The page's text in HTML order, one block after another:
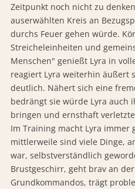
Zeitpunkt noch nicht zu
auserwählten Kreis an
durchs Feuer gehen würde.
Streicheleinheiten und
Menschen" genießt Lyra in
reagiert Lyra weiterhin äußert
deutlich. Nähert sich eine
bedrängt sie würde Lyra auch
bringen und ernsthaft
Im Training macht Lyra immer
mittlerweile sind viele Dinge,
war, selbstverständlich
Brustgeschirr, geht brav an
Grundkommandos, trägt